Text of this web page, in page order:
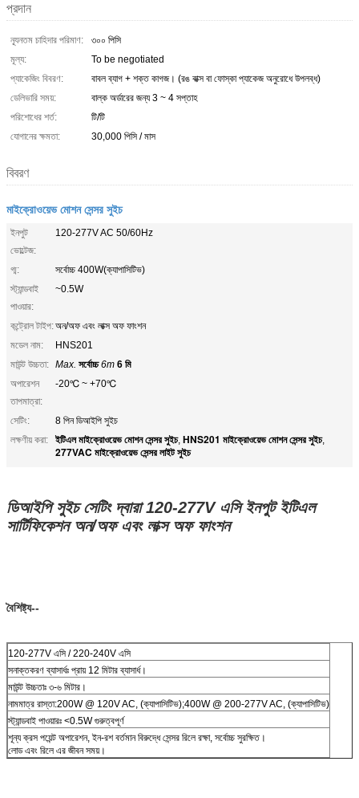
প্রদান
ন্যূনতম চাহিদার পরিমাণ:
৩০০ পিসি
মূল্য:
To be negotiated
প্যাকেজিং বিবরণ:
বাবল ব্যাগ + শক্ত কাগজ। (রঙ বাক্স বা ফোস্কা প্যাকেজ অনুরোধে উপলব্ধ)
ডেলিভারি সময়:
বাল্ক অর্ডারের জন্য 3 ~ 4 সপ্তাহ
পরিশোধের শর্ত:
টি/টি
যোগানের ক্ষমতা:
30,000 পিসি / মাস
বিবরণ
মাইক্রোওয়েভ মোশন সেন্সর সুইচ
ইনপুট
ভোল্টেজ:
120-277V AC 50/60Hz
গ্ম:
সর্বোচ্চ 400W(ক্যাপাসিটিভ)
স্ট্যান্ডবাই
পাওয়ার:
~0.5W
কন্ট্রোল টাইপ:অন/অফ এবং লাক্স অফ ফাংশন
মডেল নাম:
HNS201
মাউন্ট উচ্চতা: Max. সর্বোচ্চ 6m 6 মি
অপারেশন
তাপমাত্রা:
-20℃ ~ +70℃
সেটিং:
8 পিন ডিআইপি সুইচ
লক্ষণীয় করা:
ইটিএল মাইক্রোওয়েভ মোশন সেন্সর সুইচ, HNS201 মাইক্রোওয়েভ মোশন সেন্সর সুইচ,
277VAC মাইক্রোওয়েভ সেন্সর লাইট সুইচ
ডিআইপি সুইচ সেটিং দ্বারা 120-277V এসি ইনপুট ইটিএল
সার্টিফিকেশন অন/অফ এবং লাক্স অফ ফাংশন
বৈশিষ্ট্য--
120-277V এসি / 220-240V এসি
সনাক্তকরণ ব্যাসার্ধঃ প্রায় 12 মিটার ব্যাসার্ধ।
মাউন্ট উচ্চতাঃ ৩-৬ মিটার।
নামমাত্র রাস্তা:200W @ 120V AC, (ক্যাপাসিটিভ);400W @ 200-277V AC, (ক্যাপাসিটিভ)
স্ট্যান্ডবাই পাওয়ারঃ <0.5W গুরুত্বপূর্ণ
শূন্য ক্রস পয়েন্ট অপারেশন, ইন-রশ বর্তমান বিরুদ্ধে সেন্সর রিলে রক্ষা, সর্বোচ্চ সুরক্ষিত।
লোড এবং রিলে এর জীবন সময়।